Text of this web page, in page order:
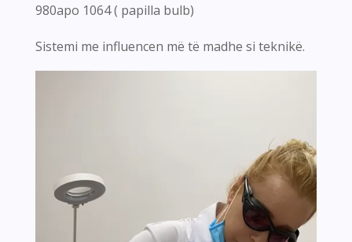
980apo 1064 ( papilla bulb)
Sistemi me influencen më të madhe si teknikë.